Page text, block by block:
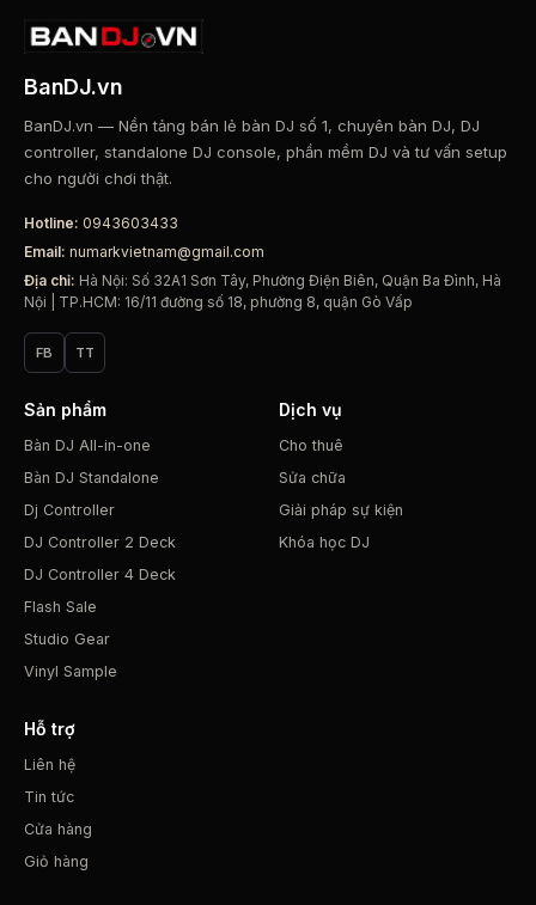
BanDJ.vn
BanDJ.vn — Nền tảng bán lẻ bàn DJ số 1, chuyên bàn DJ, DJ
controller, standalone DJ console, phần mềm DJ và tư vấn setup
cho người chơi thật.
Hotline: 0943603433
Email: numarkvietnam@gmail.com
Địa chỉ: Hà Nội: Số 32A1 Sơn Tây, Phường Điện Biên, Quận Ba Đình, Hà
Nội | TP.HCM: 16/11 đường số 18, phường 8, quận Gò Vấp
FB TT
Sản phẩm
Bàn DJ All-in-one
Bàn DJ Standalone
Dj Controller
DJ Controller 2 Deck
DJ Controller 4 Deck
Flash Sale
Studio Gear
Vinyl Sample
Dịch vụ
Cho thuê
Sửa chữa
Giải pháp sự kiện
Khóa học DJ
Hỗ trợ
Liên hệ
Tin tức
Cửa hàng
Giỏ hàng